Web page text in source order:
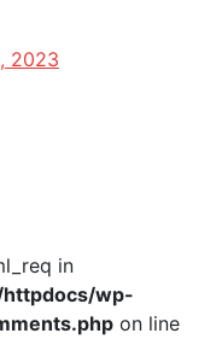
2023
in
wp-
on line